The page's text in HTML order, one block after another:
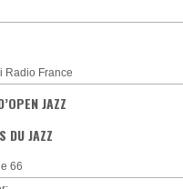
Radio France
JAZZ
DU JAZZ
66